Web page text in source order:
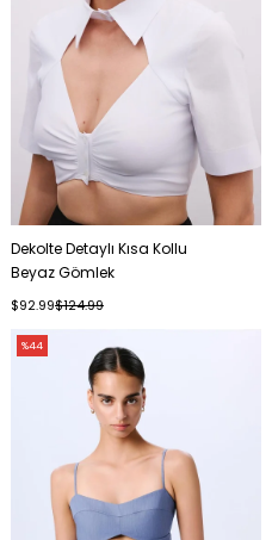
Dekolte Detaylı Kısa Kollu
Beyaz Gömlek
$92.99$124.99
%44